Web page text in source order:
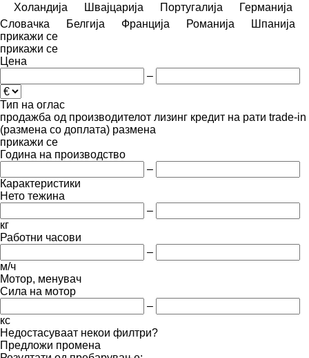
Холандија
Швајцарија Португалија
Германија
Словачка
Белгија Франција Романија
Шпанија
прикажи се
прикажи се
Цена
–
Тип на оглас
продажба од производителот лизинг кредит на рати trade-in
(размена со доплата) размена
прикажи се
Година на производство
–
Карактеристики
Нето тежина
–
кг
Работни часови
–
м/ч
Мотор, менувач
Сила на мотор
–
кс
Недостасуваат некои филтри?
Предложи промена